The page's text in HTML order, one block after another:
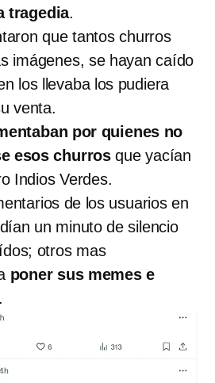
tragedia.
que tantos churros
imágenes, se hayan caído
los llevaba los pudiera
venta.
por quienes no
esos churros que yacían
Indios Verdes.
de los usuarios en
un minuto de silencio
otros mas
poner sus memes e